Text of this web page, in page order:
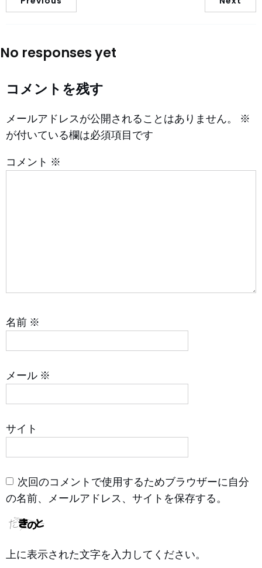
No responses yet
コメントを残す
メールアドレスが公開されることはありません。
※
が付いている欄は必須項目です
コメント ※
名前 ※
メール ※
サイト
次回のコメントで使用するためブラウザーに自分
の名前、メールアドレス、サイトを保存する。
上に表示された文字を入力してください。